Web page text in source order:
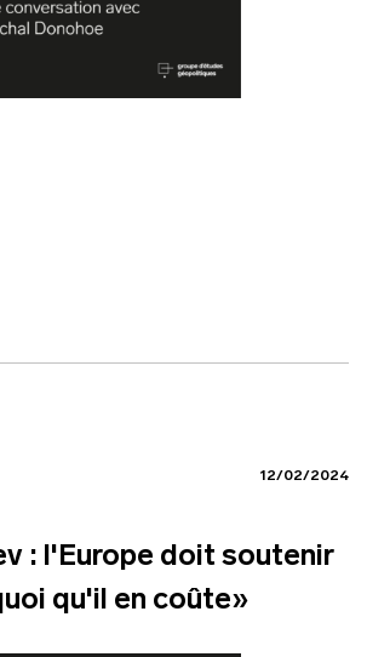
12/02/2024
: l'Europe doit soutenir
qu'il en coûte»